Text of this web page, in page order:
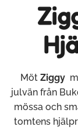
Möt Ziggy
julvän från
mössa och
tomtens